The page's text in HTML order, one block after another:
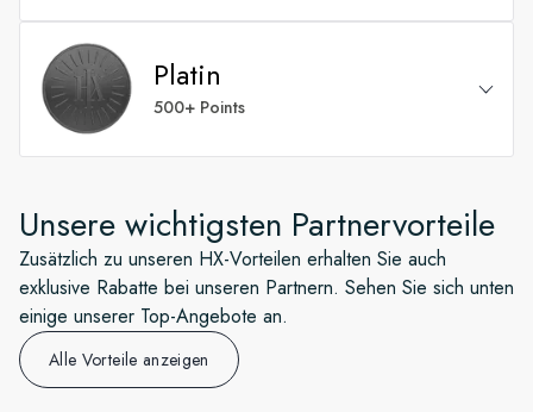
Willkommensgeschenk in der Kabine
Willkommenscocktail, einlösbar innerhalb der ersten
beiden Tagen nach Einschiffung
Zugang zum Loyalty und Future Cruise Manager an
Vorrangiger Zugang zum Guest Excellence / HX-
Supportteam
Geburtstagsüberraschung
Führung hinter die Kulissen*
Platin
500+ Points
Kostenlose Spa-Behandlung (25 Minuten)*
Kostenloses gedrucktes Fototagebuch
Preisgarantie* Flexible Buchung jederzeit möglich
– keine Änderungsgebühren*
Unsere wichtigsten Partnervorteile
Zusätzlich zu unseren HX-Vorteilen erhalten Sie auch
exklusive Rabatte bei unseren Partnern. Sehen Sie sich unten
einige unserer Top-Angebote an.
Alle Vorteile anzeigen